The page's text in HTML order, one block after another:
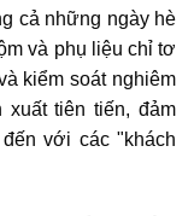
cả những ngày hè
và phụ liệu chỉ tơ
kiểm soát nghiêm
xuất tiên tiến, đảm
với các "khách